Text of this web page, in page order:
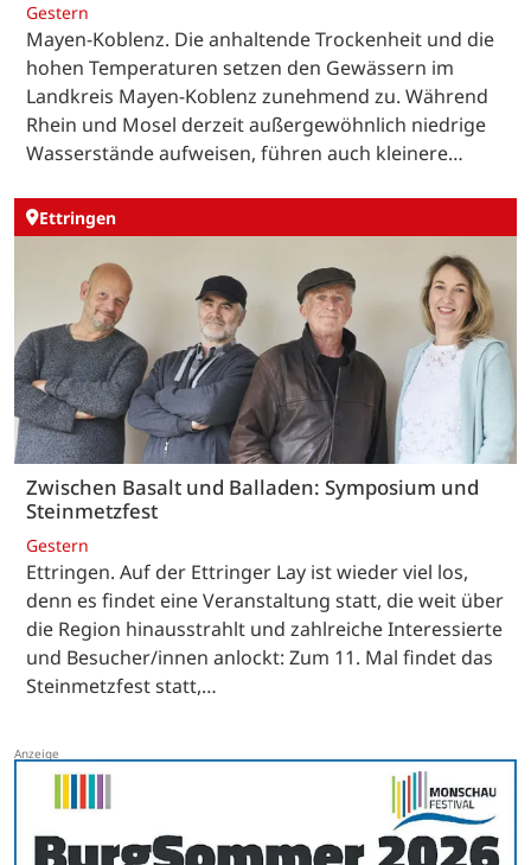
Gestern
Mayen-Koblenz. Die anhaltende Trockenheit und die
hohen Temperaturen setzen den Gewässern im
Landkreis Mayen-Koblenz zunehmend zu. Während
Rhein und Mosel derzeit außergewöhnlich niedrige
Wasserstände aufweisen, führen auch kleinere…
Ettringen
Zwischen Basalt und Balladen: Symposium und
Steinmetzfest
Gestern
Ettringen. Auf der Ettringer Lay ist wieder viel los,
denn es findet eine Veranstaltung statt, die weit über
die Region hinausstrahlt und zahlreiche Interessierte
und Besucher/innen anlockt: Zum 11. Mal findet das
Steinmetzfest statt,…